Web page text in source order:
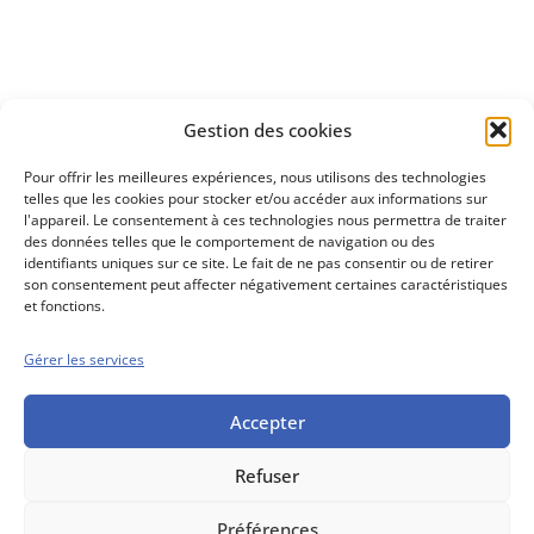
Gestion des cookies
Pour offrir les meilleures expériences, nous utilisons des technologies
telles que les cookies pour stocker et/ou accéder aux informations sur
l'appareil. Le consentement à ces technologies nous permettra de traiter
des données telles que le comportement de navigation ou des
identifiants uniques sur ce site. Le fait de ne pas consentir ou de retirer
son consentement peut affecter négativement certaines caractéristiques
et fonctions.
Gérer les services
Accepter
Refuser
Préférences
Découvrez
Conseils boursiers depuis 1952
Propos Utiles est
une publication
Conditions générales de vente